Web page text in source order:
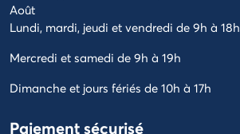
Août
Lundi, mardi, jeudi et vendredi de 9h à 18h
Mercredi et samedi de 9h à 19h
Dimanche et jours fériés de 10h à 17h
Paiement sécurisé